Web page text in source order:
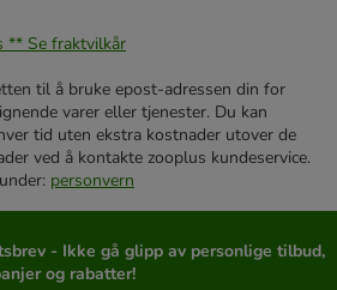
** Se fraktvilkår
til å bruke epost-adressen din for
varer eller tjenester. Du kan
tid uten ekstra kostnader utover de
ved å kontakte zooplus kundeservice.
personvern
- Ikke gå glipp av personlige tilbud,
og rabatter!